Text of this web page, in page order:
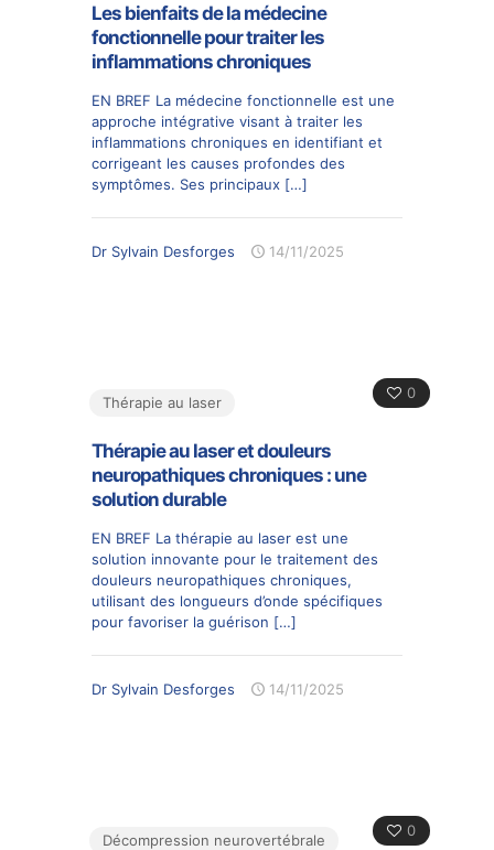
Les bienfaits de la médecine
fonctionnelle pour traiter les
inflammations chroniques
EN BREF La médecine fonctionnelle est une
approche intégrative visant à traiter les
inflammations chroniques en identifiant et
corrigeant les causes profondes des
symptômes. Ses principaux […]
Dr Sylvain Desforges 14/11/2025
0
Thérapie au laser
Thérapie au laser et douleurs
neuropathiques chroniques : une
solution durable
EN BREF La thérapie au laser est une
solution innovante pour le traitement des
douleurs neuropathiques chroniques,
utilisant des longueurs d’onde spécifiques
pour favoriser la guérison […]
Dr Sylvain Desforges 14/11/2025
0
Décompression neurovertébrale